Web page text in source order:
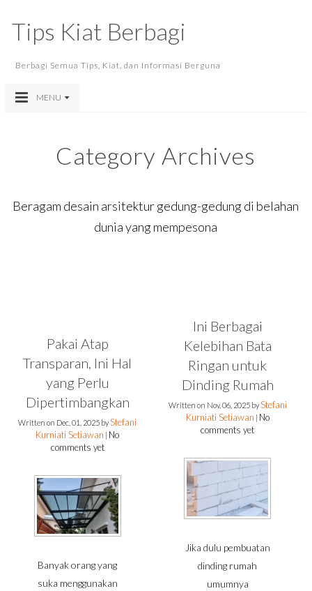
Tips Kiat Berbagi
Berbagi Semua Tips, Kiat, dan Informasi Berguna
MENU
Category Archives
Beragam desain arsitektur gedung-gedung di belahan
dunia yang mempesona
Pakai Atap
Transparan, Ini Hal
yang Perlu
Dipertimbangkan
Written on Dec, 01, 2025 byStefani
Kurniati Setiawan | No
comments yet
Banyak orang yang
suka menggunakan
Ini Berbagai
Kelebihan Bata
Ringan untuk
Dinding Rumah
Written on Nov, 06, 2025 byStefani
Kurniati Setiawan | No
comments yet
Jika dulu pembuatan
dinding rumah
umumnya